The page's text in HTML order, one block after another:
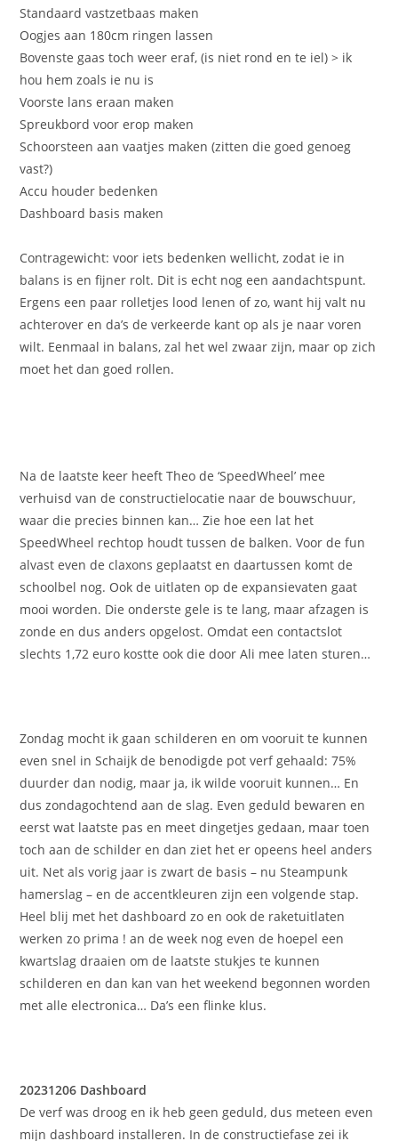
Standaard vastzetbaas maken
Oogjes aan 180cm ringen lassen
Bovenste gaas toch weer eraf, (is niet rond en te iel) > ik
hou hem zoals ie nu is
Voorste lans eraan maken
Spreukbord voor erop maken
Schoorsteen aan vaatjes maken (zitten die goed genoeg
vast?)
Accu houder bedenken
Dashboard basis maken
Contragewicht: voor iets bedenken wellicht, zodat ie in
balans is en fijner rolt. Dit is echt nog een aandachtspunt.
Ergens een paar rolletjes lood lenen of zo, want hij valt nu
achterover en da’s de verkeerde kant op als je naar voren
wilt. Eenmaal in balans, zal het wel zwaar zijn, maar op zich
moet het dan goed rollen.
Na de laatste keer heeft Theo de ‘SpeedWheel’ mee
verhuisd van de constructielocatie naar de bouwschuur,
waar die precies binnen kan… Zie hoe een lat het
SpeedWheel rechtop houdt tussen de balken. Voor de fun
alvast even de claxons geplaatst en daartussen komt de
schoolbel nog. Ook de uitlaten op de expansievaten gaat
mooi worden. Die onderste gele is te lang, maar afzagen is
zonde en dus anders opgelost. Omdat een contactslot
slechts 1,72 euro kostte ook die door Ali mee laten sturen…
Zondag mocht ik gaan schilderen en om vooruit te kunnen
even snel in Schaijk de benodigde pot verf gehaald: 75%
duurder dan nodig, maar ja, ik wilde vooruit kunnen… En
dus zondagochtend aan de slag. Even geduld bewaren en
eerst wat laatste pas en meet dingetjes gedaan, maar toen
toch aan de schilder en dan ziet het er opeens heel anders
uit. Net als vorig jaar is zwart de basis – nu Steampunk
hamerslag – en de accentkleuren zijn een volgende stap.
Heel blij met het dashboard zo en ook de raketuitlaten
werken zo prima ! an de week nog even de hoepel een
kwartslag draaien om de laatste stukjes te kunnen
schilderen en dan kan van het weekend begonnen worden
met alle electronica… Da’s een flinke klus.
20231206 Dashboard
De verf was droog en ik heb geen geduld, dus meteen even
mijn dashboard installeren. In de constructiefase zei ik